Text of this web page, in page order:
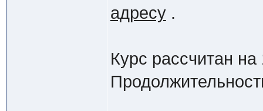
адресу.
Курс рассчитан